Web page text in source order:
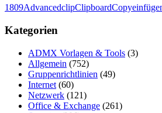
1809AdvancedclipClipboardCopy
Kategorien
ADMX Vorlagen & Tools (3)
Allgemein (752)
Gruppenrichtlinien (49)
Internet (60)
Netzwerk (121)
Office & Exchange (261)